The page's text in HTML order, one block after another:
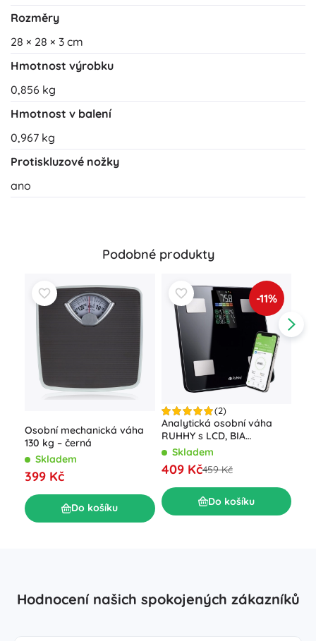
Rozměry
28 × 28 × 3 cm
Hmotnost výrobku
0,856 kg
Hmotnost v balení
0,967 kg
Protiskluzové nožky
ano
Podobné produkty
Osobní mechanická váha
130 kg – černá
Skladem
399 Kč
Do košíku
-11%
(2)
Analytická osobní váha
RUHHY s LCD, BIA
analýzou a Bluetooth,
Skladem
409 Kč459 Kč
Do košíku
Hodnocení našich spokojených zákazníků